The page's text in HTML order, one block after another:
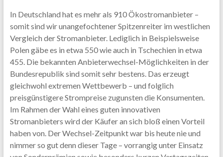
In Deutschland hat es mehr als 910 Ökostromanbieter –
somit sind wir unangefochtener Spitzenreiter im westlichen
Vergleich der Stromanbieter. Lediglich in Beispielsweise
Polen gäbe es in etwa 550 wie auch in Tschechien in etwa
455. Die bekannten Anbieterwechsel-Möglichkeiten in der
Bundesrepublik sind somit sehr bestens. Das erzeugt
gleichwohl extremen Wettbewerb – und folglich
preisgünstigere Strompreise zugunsten die Konsumenten.
Im Rahmen der Wahl eines guten innovativen
Stromanbieters wird der Käufer an sich bloß einen Vorteil
haben von. Der Wechsel-Zeitpunkt war bis heute nie und
nimmer so gut denn dieser Tage – vorrangig unter Einsatz